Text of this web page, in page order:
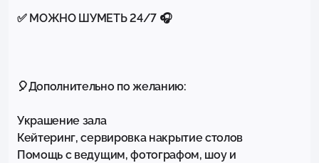
✅ МОЖНО ШУМЕТЬ 24/7 🎧
🎈Дополнительно по желанию:
Украшение зала
Кейтеринг, сервировка накрытие столов
Помощь с ведущим, фотографом, шоу и